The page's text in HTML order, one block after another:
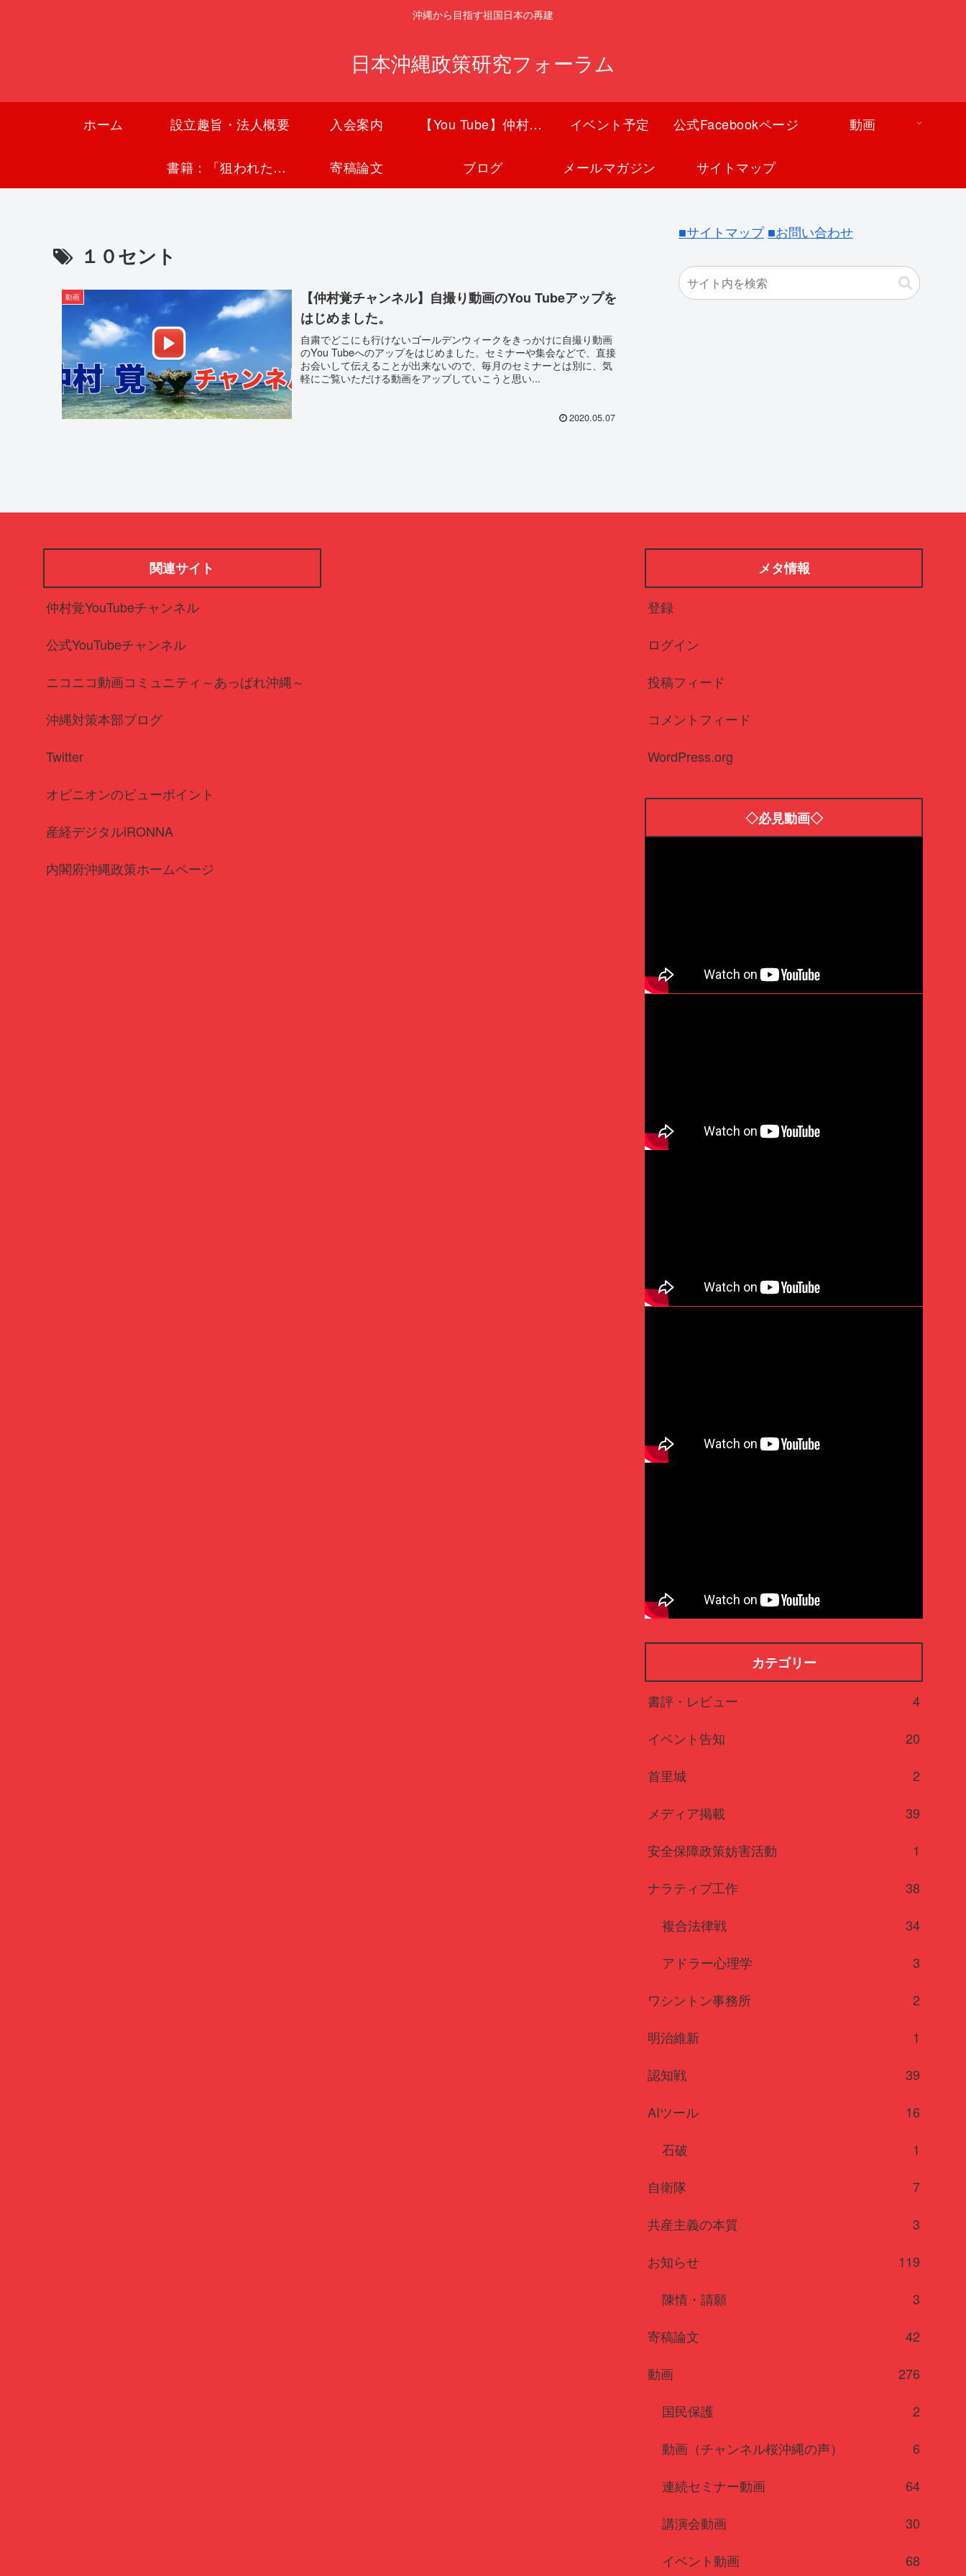
沖縄から目指す祖国日本の再建
日本沖縄政策研究フォーラム
ホーム 設立趣旨・法人概要 入会案内 【You Tube】仲村覚チャンネル イベント予定 公式Facebookページ 動画
書籍：「狙われた沖縄〜真実の沖縄史が日本を救う〜」 寄稿論文 ブログ メールマガジン サイトマップ
１０セント
動画
【仲村覚チャンネル】自撮り動画のYou Tubeアップを
はじめました。
自粛でどこにも行けないゴールデンウィークをきっかけに自撮り動画
のYou Tubeへのアップをはじめました。セミナーや集会などで、直接
お会いして伝えることが出来ないので、毎月のセミナーとは別に、気
軽にご覧いただける動画をアップしていこうと思い...
2020.05.07
■サイトマップ ■お問い合わせ
関連サイト
仲村覚YouTubeチャンネル
公式YouTubeチャンネル
ニコニコ動画コミュニティ～あっぱれ沖縄～
沖縄対策本部ブログ
Twitter
オピニオンのビューポイント
産経デジタルiRONNA
内閣府沖縄政策ホームページ
メタ情報
登録
ログイン
投稿フィード
コメントフィード
WordPress.org
◇必見動画◇
カテゴリー
書評・レビュー
4
イベント告知
20
首里城
2
メディア掲載
39
安全保障政策妨害活動
1
ナラティブ工作
38
複合法律戦
34
アドラー心理学
3
ワシントン事務所
2
明治維新
1
認知戦
39
AIツール
16
石破
1
自衛隊
7
共産主義の本質
3
お知らせ
119
陳情・請願
3
寄稿論文
42
動画
276
国民保護
2
動画（チャンネル桜沖縄の声）
6
連続セミナー動画
64
講演会動画
30
イベント動画
68